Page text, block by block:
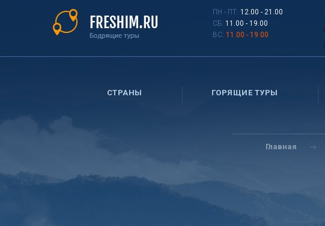
ПН - ПТ: 12.00 - 21.00
СБ: 11.00 - 19.00
ВС: 11.00 - 19.00
СТРАНЫ ГОРЯЩИЕ ТУРЫ
Вы
здесь
Главная